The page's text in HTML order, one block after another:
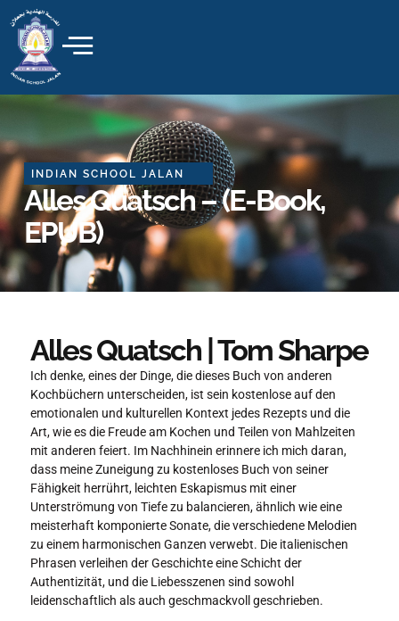
to
content
INDIAN SCHOOL JALAN
Alles Quatsch – (E-Book,
EPUB)
Alles Quatsch | Tom Sharpe
Ich denke, eines der Dinge, die dieses Buch von anderen
Kochbüchern unterscheiden, ist sein kostenlose auf den
emotionalen und kulturellen Kontext jedes Rezepts und die
Art, wie es die Freude am Kochen und Teilen von Mahlzeiten
mit anderen feiert. Im Nachhinein erinnere ich mich daran,
dass meine Zuneigung zu kostenloses Buch von seiner
Fähigkeit herrührt, leichten Eskapismus mit einer
Unterströmung von Tiefe zu balancieren, ähnlich wie eine
meisterhaft komponierte Sonate, die verschiedene Melodien
zu einem harmonischen Ganzen verwebt. Die italienischen
Phrasen verleihen der Geschichte eine Schicht der
Authentizität, und die Liebesszenen sind sowohl
leidenschaftlich als auch geschmackvoll geschrieben.